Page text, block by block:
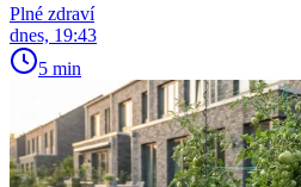
Plné zdraví
dnes, 19:43
5 min